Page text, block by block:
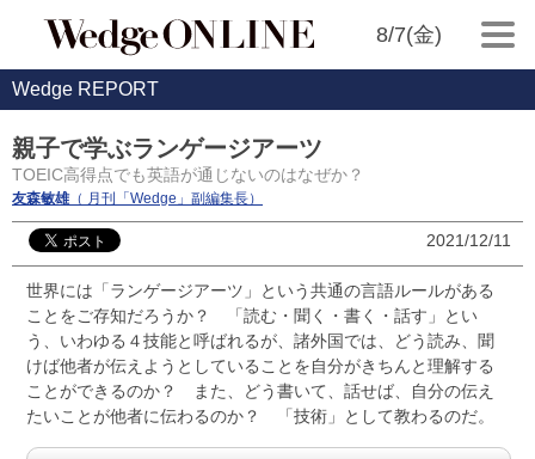
8/7(金)
Wedge REPORT
親子で学ぶランゲージアーツ
TOEIC高得点でも英語が通じないのはなぜか？
友森敏雄（ 月刊「Wedge」副編集長）
2021/12/11
世界には「ランゲージアーツ」という共通の言語ルールがある
ことをご存知だろうか？ 「読む・聞く・書く・話す」とい
う、いわゆる４技能と呼ばれるが、諸外国では、どう読み、聞
けば他者が伝えようとしていることを自分がきちんと理解する
ことができるのか？ また、どう書いて、話せば、自分の伝え
たいことが他者に伝わるのか？ 「技術」として教わるのだ。